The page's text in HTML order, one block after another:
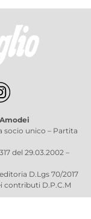
socio unico – Partita
del 29.03.2002 –
D.Lgs 70/2017
contributi D.P.C.M